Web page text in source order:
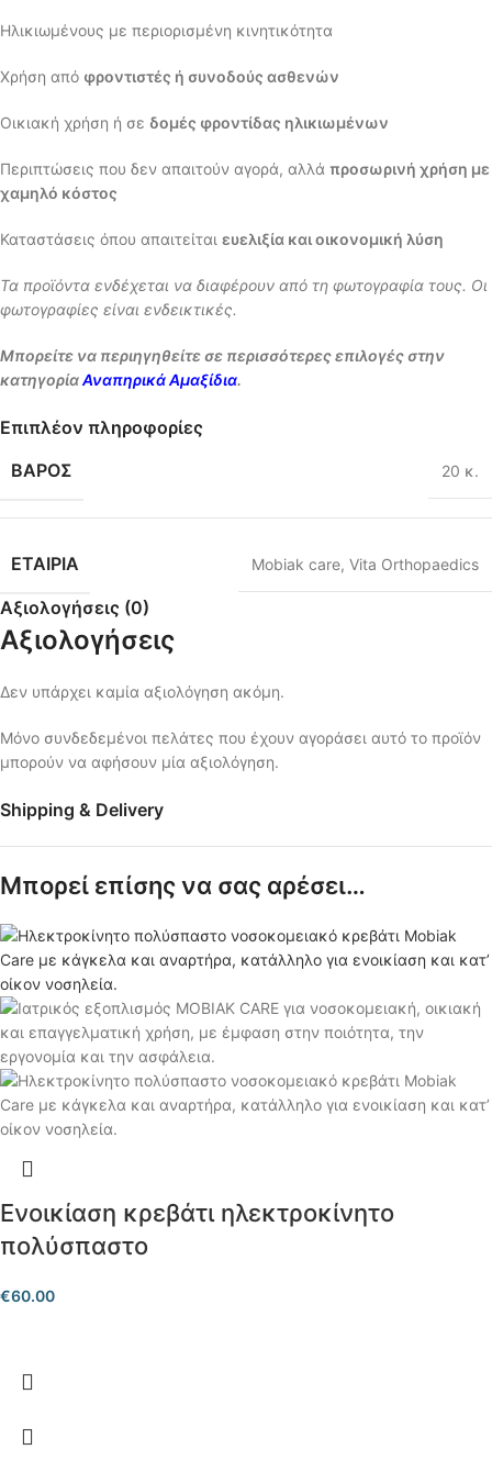
Ηλικιωμένους με περιορισμένη κινητικότητα
Χρήση από φροντιστές ή συνοδούς ασθενών
Οικιακή χρήση ή σε δομές φροντίδας ηλικιωμένων
Περιπτώσεις που δεν απαιτούν αγορά, αλλά προσωρινή χρήση με
χαμηλό κόστος
Καταστάσεις όπου απαιτείται ευελιξία και οικονομική λύση
Τα προϊόντα ενδέχεται να διαφέρουν από τη φωτογραφία τους. Οι
φωτογραφίες είναι ενδεικτικές.
Μπορείτε να περιηγηθείτε σε περισσότερες επιλογές στην
κατηγορίαΑναπηρικά Αμαξίδια.
Επιπλέον πληροφορίες
ΒΆΡΟΣ
20 κ.
ΕΤΑΙΡΙΑ Mobiak care, Vita Orthopaedics
Αξιολογήσεις (0)
Αξιολογήσεις
Δεν υπάρχει καμία αξιολόγηση ακόμη.
Μόνο συνδεδεμένοι πελάτες που έχουν αγοράσει αυτό το προϊόν
μπορούν να αφήσουν μία αξιολόγηση.
Shipping & Delivery
Μπορεί επίσης να σας αρέσει…
Ενοικίαση κρεβάτι ηλεκτροκίνητο
πολύσπαστο
€60.00